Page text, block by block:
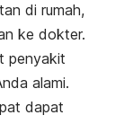
di rumah,
ke dokter.
penyakit
alami.
dapat